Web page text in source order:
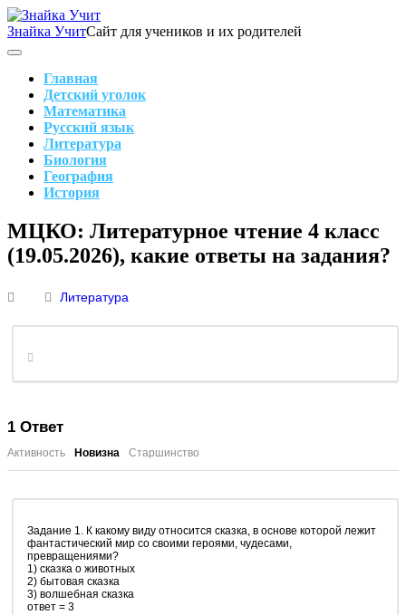
Skip
to
content
Знайка УчитСайт для учеников и их родителей
Search
Main
Navigation
Главная
Детский уголок
Математика
Русский язык
Литература
Биология
География
История
Search
МЦКО: Литературное чтение 4 класс
(19.05.2026), какие ответы на задания?
Литература
1 Ответ
Активность Новизна Старшинство
Задание 1. К какому виду относится сказка, в основе которой лежит
фантастический мир со своими героями, чудесами,
превращениями?
1) сказка о животных
2) бытовая сказка
3) волшебная сказка
ответ = 3